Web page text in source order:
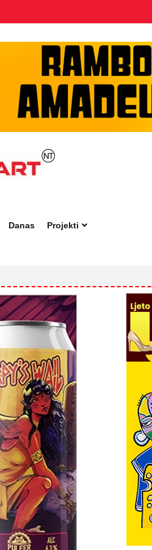
Danas Projekti